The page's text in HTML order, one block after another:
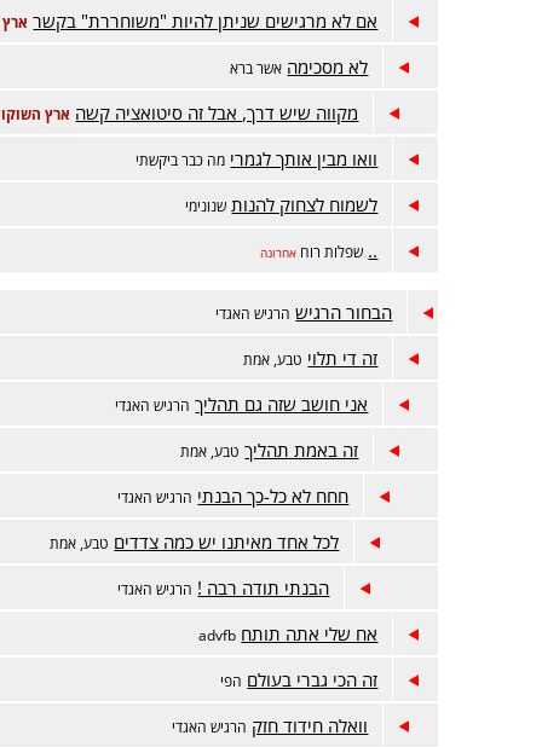
אם לא מרגישים שניתן להיות "משוחררת" בקשר
לא מסכימה אשר ברא
מקווה שיש דרך, אבל זה סיטואציה קשה ארץ
וואו מבין אותך לגמרי מה כבר ביקשתי
לשמוח לצחוק להנות שנונימי
.. שפלות רוח אחרונה
הבחור הרגיש הרגיש האגדי
זה די תלוי טבע, אמת
אני חושב שזה גם תהליך הרגיש האגדי
זה באמת תהליך טבע, אמת
חחח לא כל-כך הבנתי הרגיש האגדי
לכל אחד מאיתנו יש כמה צדדים טבע, אמת
הבנתי תודה רבה ! הרגיש האגדי
אח שלי אתה תותח advfb
זה הכי גברי בעולם הפי
וואלה חידוד חזק הרגיש האגדי